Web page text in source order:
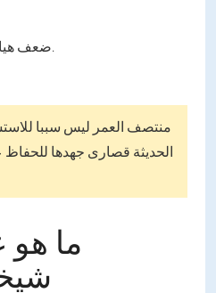
ضعف هياكل حاجز الجلد والجفاف.
منتصف العمر ليس سببا
الحديثة قصارى جهدها للحفاظ
ما هو